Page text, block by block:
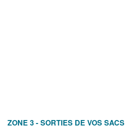
ZONE 3 - SORTIES DE VOS SACS